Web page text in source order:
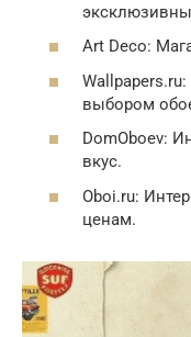
Art Deco:
выбором
DomOboev:
вкус.
Oboi.ru:
ценам.